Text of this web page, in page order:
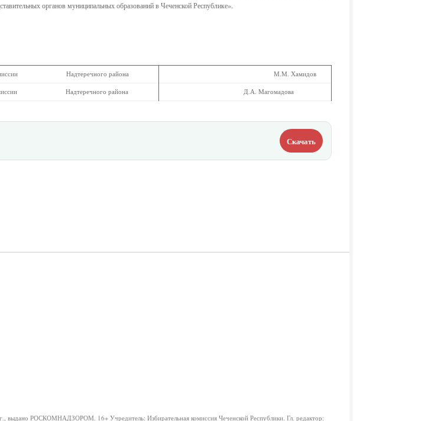
органов муниципальных образований в Чеченской Республике».
Надтеречного района М.М. Хамидов
Надтеречного района Д.А. Магомадова
Скачать
г., выдано РОСКОМНАДЗОРОМ. 16+ Учредитель: Избирательная комиссия Чеченской Республики. Гл. редактор: